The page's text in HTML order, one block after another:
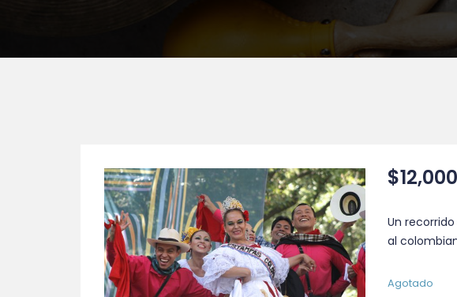
$
Un
al
Agotado